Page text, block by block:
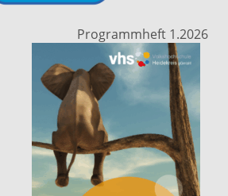
Programmheft 1.2026